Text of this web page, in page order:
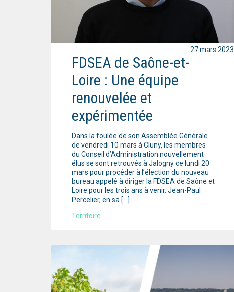
FDSEA de Saône-et-
Loire : Une équipe
renouvelée et
expérimentée
Dans la foulée de son Assemblée Générale
de vendredi 10 mars à Cluny, les membres
du Conseil d’Administration nouvellement
élus se sont retrouvés à Jalogny ce lundi 20
mars pour procéder à l’élection du nouveau
bureau appelé à diriger la FDSEA de Saône et
Loire pour les trois ans à venir. Jean-Paul
Percelier, en sa […]
Territoire
27 mars 2023